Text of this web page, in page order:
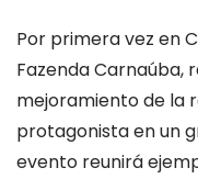
Por primera vez en
Fazenda Carnaúba,
mejoramiento de la
protagonista en un
evento reunirá